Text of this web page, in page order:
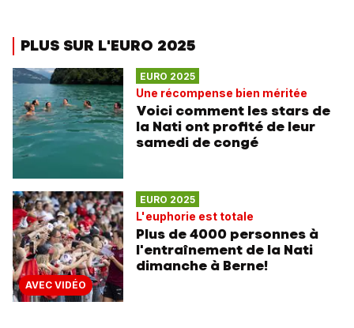
PLUS SUR L'EURO 2025
EURO 2025
Une récompense bien méritée
Voici comment les stars de
la Nati ont profité de leur
samedi de congé
AVEC VIDÉO
EURO 2025
L'euphorie est totale
Plus de 4000 personnes à
l'entraînement de la Nati
dimanche à Berne!